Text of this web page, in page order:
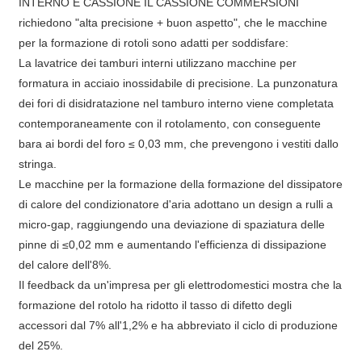
INTERNO E CASSIONE IL CASSIONE COMMERSIONI
richiedono "alta precisione + buon aspetto", che le macchine
per la formazione di rotoli sono adatti per soddisfare:
La lavatrice dei tamburi interni utilizzano macchine per
formatura in acciaio inossidabile di precisione. La punzonatura
dei fori di disidratazione nel tamburo interno viene completata
contemporaneamente con il rotolamento, con conseguente
bara ai bordi del foro ≤ 0,03 mm, che prevengono i vestiti dallo
stringa.
Le macchine per la formazione della formazione del dissipatore
di calore del condizionatore d'aria adottano un design a rulli a
micro-gap, raggiungendo una deviazione di spaziatura delle
pinne di ≤0,02 mm e aumentando l'efficienza di dissipazione
del calore dell'8%.
Il feedback da un'impresa per gli elettrodomestici mostra che la
formazione del rotolo ha ridotto il tasso di difetto degli
accessori dal 7% all'1,2% e ha abbreviato il ciclo di produzione
del 25%.